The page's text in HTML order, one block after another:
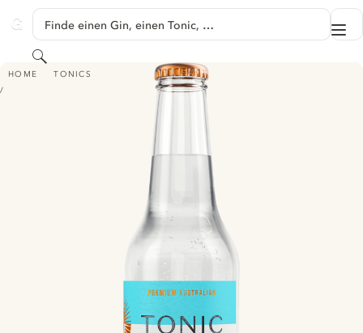
GINVENTORY
Finde einen Gin, einen Tonic, …
Suchen
HOME TONICS
LONG RAYS PREMIUM AUSTRALIAN TONIC - PACIFIC